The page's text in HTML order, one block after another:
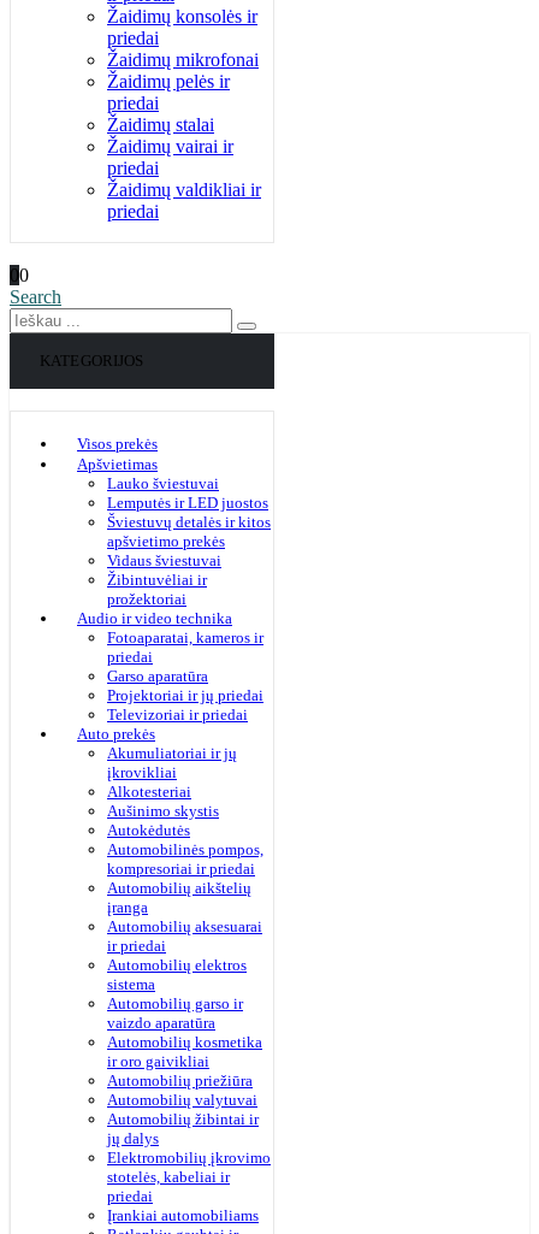
Žaidimų konsolės ir
priedai
Žaidimų mikrofonai
Žaidimų pelės ir
priedai
Žaidimų stalai
Žaidimų vairai ir
priedai
Žaidimų valdikliai ir
priedai
00
Search
KATEGORIJOS
Visos prekės
Apšvietimas
Lauko šviestuvai
Lemputės ir LED juostos
Šviestuvų detalės ir kitos
apšvietimo prekės
Vidaus šviestuvai
Žibintuvėliai ir
prožektoriai
Audio ir video technika
Fotoaparatai, kameros ir
priedai
Garso aparatūra
Projektoriai ir jų priedai
Televizoriai ir priedai
Auto prekės
Akumuliatoriai ir jų
įkrovikliai
Alkotesteriai
Aušinimo skystis
Autokėdutės
Automobilinės pompos,
kompresoriai ir priedai
Automobilių aikštelių
įranga
Automobilių aksesuarai
ir priedai
Automobilių elektros
sistema
Automobilių garso ir
vaizdo aparatūra
Automobilių kosmetika
ir oro gaivikliai
Automobilių priežiūra
Automobilių valytuvai
Automobilių žibintai ir
jų dalys
Elektromobilių įkrovimo
stotelės, kabeliai ir
priedai
Įrankiai automobiliams